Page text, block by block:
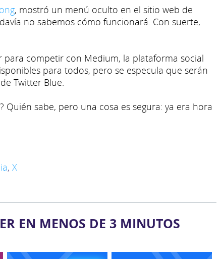
, mostró un menú oculto en el sitio web de
no sabemos cómo funcionará. Con suerte,
para competir con Medium, la plataforma social
para todos, pero se especula que serán
Twitter Blue.
sabe, pero una cosa es segura: ya era hora
, X
EN MENOS DE 3 MINUTOS